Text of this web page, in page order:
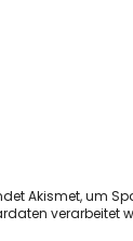
Akismet, um
verarbeitet